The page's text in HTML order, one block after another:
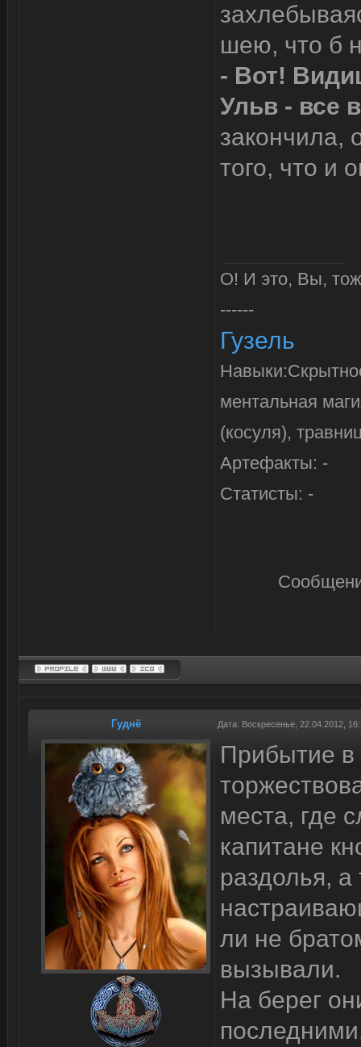
шею, что б
- Вот!
Ульв - все
закончила,
того, что и
О! И это, Вы,
------
Гузель
ментальная
(косуля),
Артефакты: -
Статисты: -
Гуднё Дата: Воскресенье, 22.04.2012,
Прибытие в
места, где
капитане
раздолья,
ли не
вызывали.
На берег